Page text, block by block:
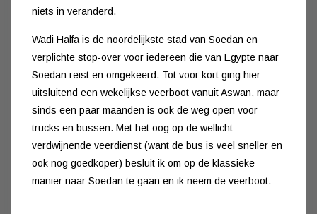
niets in veranderd.
Wadi Halfa is de noordelijkste stad van Soedan en
verplichte stop-over voor iedereen die van Egypte naar
Soedan reist en omgekeerd. Tot voor kort ging hier
uitsluitend een wekelijkse veerboot vanuit Aswan, maar
sinds een paar maanden is ook de weg open voor
trucks en bussen. Met het oog op de wellicht
verdwijnende veerdienst (want de bus is veel sneller en
ook nog goedkoper) besluit ik om op de klassieke
manier naar Soedan te gaan en ik neem de veerboot.